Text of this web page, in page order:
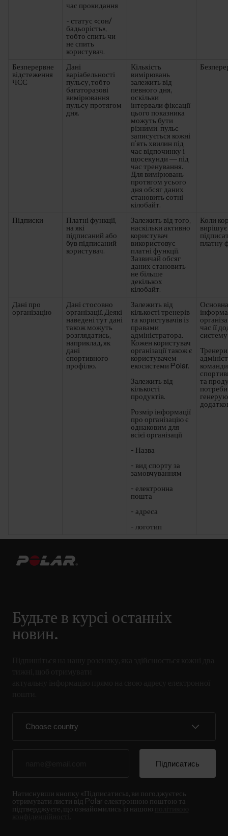
час прокидання
- статус «сон/
бадьорість»,
тобто спить чи
не спить
користувач.
Безперервне
відстеження
ЧСС
Дані
варіабельності
пульсу, тобто
багаторазові
вимірювання
пульсу протягом
дня.
Кількість
вимірювань
залежить від
певного дня,
оскільки
інтервали фіксації
цього показника
можуть бути
різними: пульс
записується кожні
п’ять хвилин під
час відпочинку і
щосекунди — під
час тренування.
Для вимірювань
протягом усього
дня обсяг даних
становить сотні
кілобайт.
Підписки
Платні функції,
на які
підписаний або
був підписаний
користувач.
Залежить від того,
наскільки активно
користувач
використовує
платні функції.
Зазвичай обсяг
даних становить
не більше
декількох
кілобайт.
Коли
вирішує
платну
Дані про
організацію
Дані стосовно
організації. Деякі
наведені тут дані
також можуть
розглядатись,
наприклад, як
дані
спортивного
профілю.
Залежить від
кількості тренерів
та користувачів із
правами
адміністратора.
Кожен користувач
організації також є
користувачем
екосистеми Polar.
Залежить від
кількості
продуктів.
Розмір інформації
про організацію є
однаковим для
всієї організації
- Назва
- вид спорту за
замовчуванням
- електронна
пошта
- адреса
- логотип
час її
та
потреби
Будьте в курсі останніх
новин.
Натиснувши кнопку «Підписатись», ви погоджуєтесь
отримувати листи від Polar електронною поштою та
підтверджуєте, що ознайомились із нашою